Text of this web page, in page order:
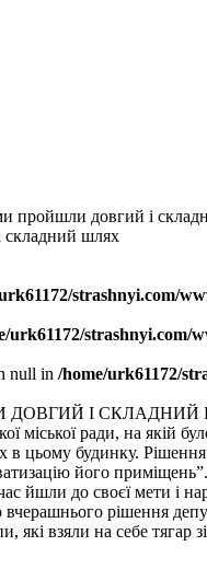
пройшли довгий і
складний шлях
strashnyi.com/
urk61172/strashnyi.com/
null in /home/urk61172/
ДОВГИЙ І
міської ради, на
цьому будинку. Рішення
його приміщень”.
йшли до своєї мети і
рішення
які взяли на себе